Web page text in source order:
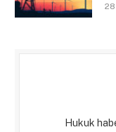
Hukuk